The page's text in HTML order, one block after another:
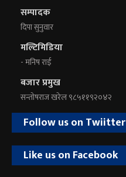
सम्पादक
दिपा सुनुवार
मल्टिमिडिया
- मनिष राई
बजार प्रमुख
सन्तोषराज खरेल ९८५११९२०४२
Follow us on Twiitter
Like us on Facebook